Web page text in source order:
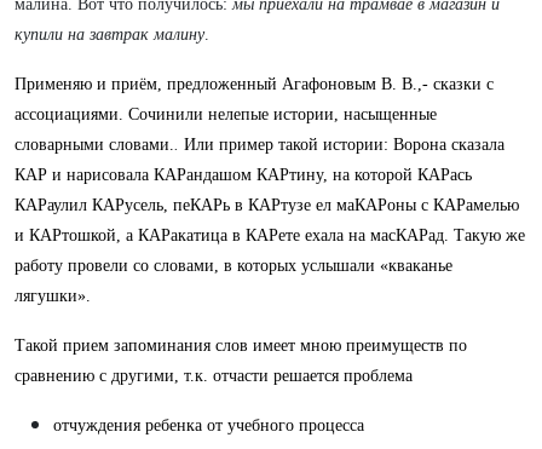
малина. Вот что получилось:мы приехали на трамвае в магазин и
купили на завтрак малину.
Применяю и приём, предложенный Агафоновым В. В.,- сказки с
ассоциациями. Сочинили нелепые истории, насыщенные
словарными словами.. Или пример такой истории: Ворона сказала
КАР и нарисовала КАРандашом КАРтину, на которой КАРась
КАРаулил КАРусель, пеКАРь в КАРтузе ел маКАРоны с КАРамелью
и КАРтошкой, а КАРакатица в КАРете ехала на масКАРад. Такую же
работу провели со словами, в которых услышали «кваканье
лягушки».
Такой прием запоминания слов имеет мною преимуществ по
сравнению с другими, т.к. отчасти решается проблема
отчуждения ребенка от учебного процесса